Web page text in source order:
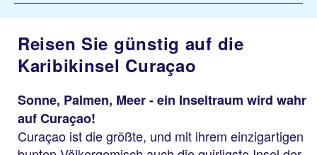
Reisen Sie günstig auf die
Karibikinsel Curaçao
Sonne, Palmen, Meer - ein Inseltraum wird wahr
auf Curaçao!
Curaçao ist die größte, und mit ihrem einzigartigen